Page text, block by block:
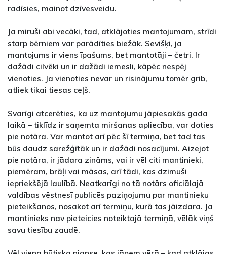
radīsies, mainot dzīvesveidu.
Ja miruši abi vecāki, tad, atklājoties mantojumam, strīdi
starp bērniem var parādīties biežāk. Sevišķi, ja
mantojums ir viens īpašums, bet mantotāji – četri. Ir
dažādi cilvēki un ir dažādi iemesli, kāpēc nespēj
vienoties. Ja vienoties nevar un risinājumu tomēr grib,
atliek tikai tiesas ceļš.
Svarīgi atcerēties, ka uz mantojumu jāpiesakās gada
laikā – tiklīdz ir saņemta miršanas apliecība, var doties
pie notāra. Var mantot arī pēc šī termiņa, bet tad tas
būs daudz sarežģītāk un ir dažādi nosacījumi. Aizejot
pie notāra, ir jādara zināms, vai ir vēl citi mantinieki,
piemēram, brāļi vai māsas, arī tādi, kas dzimuši
iepriekšējā laulībā. Neatkarīgi no tā notārs oficiālajā
valdības vēstnesī publicēs paziņojumu par mantinieku
pieteikšanos, nosakot arī termiņu, kurā tas jāizdara. Ja
mantinieks nav pieteicies noteiktajā termiņā, vēlāk viņš
savu tiesību zaudē.